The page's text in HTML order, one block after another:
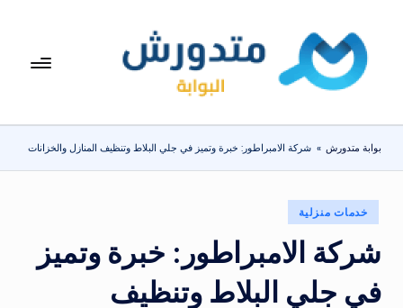
المحتوىبوا
مت
دو
ر
ش
تعرف
المنزلية
يومياً
بوابة متدورش » شركة الامبراطور: خبرة وتميز في جلي البلاط وتنظيف المنازل والخزانات
في
خدمات منزلية
شركة الامبراطور: خبرة وتميز
في جلي البلاط وتنظيف